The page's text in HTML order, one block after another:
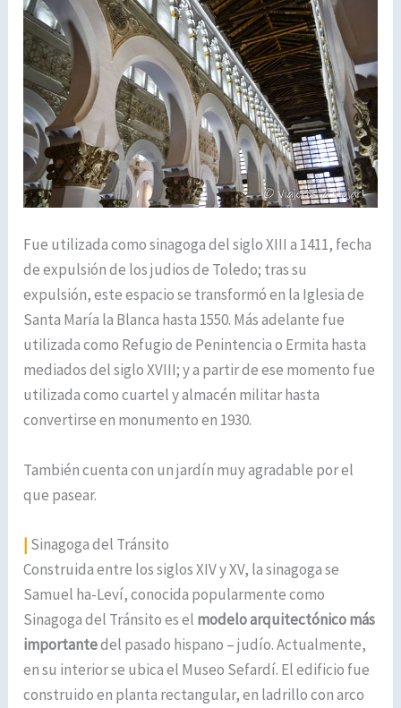
Fue utilizada como sinagoga del siglo XIII a 1411, fecha
de expulsión de los judios de Toledo; tras su
expulsión, este espacio se transformó en la Iglesia de
Santa María la Blanca hasta 1550. Más adelante fue
utilizada como Refugio de Penintencia o Ermita hasta
mediados del siglo XVIII; y a partir de ese momento fue
utilizada como cuartel y almacén militar hasta
convertirse en monumento en 1930.
También cuenta con un jardín muy agradable por el
que pasear.
| Sinagoga del Tránsito
Construida entre los siglos XIV y XV, la sinagoga se
Samuel ha-Leví, conocida popularmente como
Sinagoga del Tránsito es el modelo arquitectónico más
importantedel pasado hispano – judío. Actualmente,
en su interior se ubica el Museo Sefardí. El edificio fue
construido en planta rectangular, en ladrillo con arco